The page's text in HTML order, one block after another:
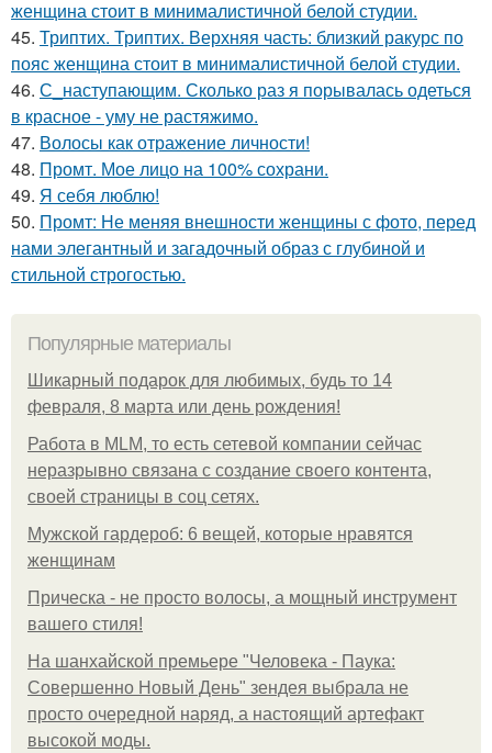
женщина стоит в минималистичной белой студии.
45. Триптих. Триптих. Верхняя часть: близкий ракурс по
пояс женщина стоит в минималистичной белой студии.
46. С_наступающим. Сколько раз я порывалась одеться
в красное - уму не растяжимо.
47. Волосы как отражение личности!
48. Промт. Мое лицо на 100% сохрани.
49. Я себя люблю!
50. Промт: Не меняя внешности женщины с фото, перед
нами элегантный и загадочный образ с глубиной и
стильной строгостью.
Популярные материалы
Шикарный подарок для любимых, будь то 14
февраля, 8 марта или день рождения!
Работа в MLM, то есть сетевой компании сейчас
неразрывно связана с создание своего контента,
своей страницы в соц сетях.
Мужской гардероб: 6 вещей, которые нравятся
женщинам
Прическа - не просто волосы, а мощный инструмент
вашего стиля!
На шанхайской премьере "Человека - Паука:
Совершенно Новый День" зендея выбрала не
просто очередной наряд, а настоящий артефакт
высокой моды.